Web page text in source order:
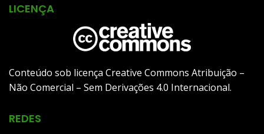
LICENÇA
Conteúdo sob licença Creative Commons Atribuição –
Não Comercial – Sem Derivações 4.0 Internacional.
REDES